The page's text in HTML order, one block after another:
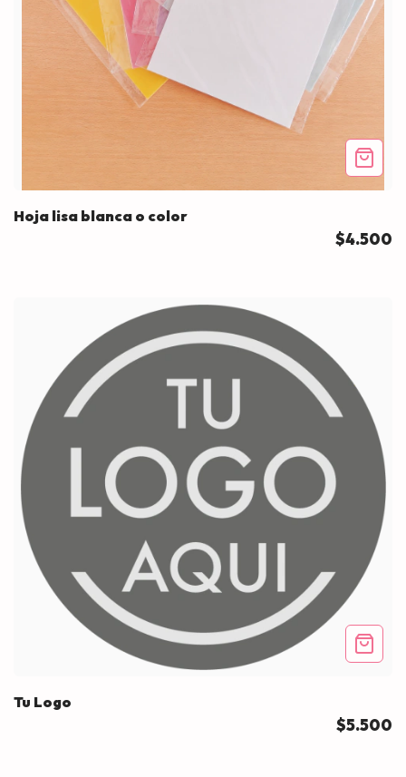
Hoja lisa blanca o color
$4.500
Tu Logo
$5.500